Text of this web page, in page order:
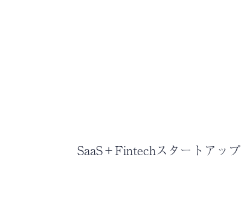
SaaS＋Fintechスタートアップ